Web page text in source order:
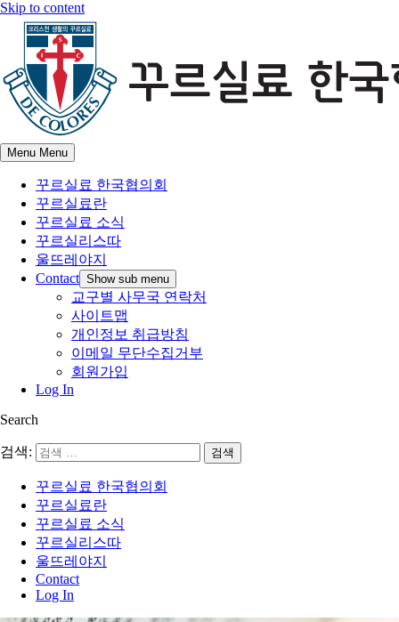
Skip to content
Menu Menu
꾸르실료 한국협의회
꾸르실료란
꾸르실료 소식
꾸르실리스따
울뜨레야지
Contact Show sub menu
교구별 사무국 연락처
사이트맵
개인정보 취급방침
이메일 무단수집거부
회원가입
Log In
Search
검색:
꾸르실료 한국협의회
꾸르실료란
꾸르실료 소식
꾸르실리스따
울뜨레야지
Contact
Log In